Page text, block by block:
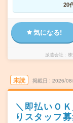
20
気になる!
派遣会社
未読 掲載日 2026/
＼即払いＯ
りスタッフ